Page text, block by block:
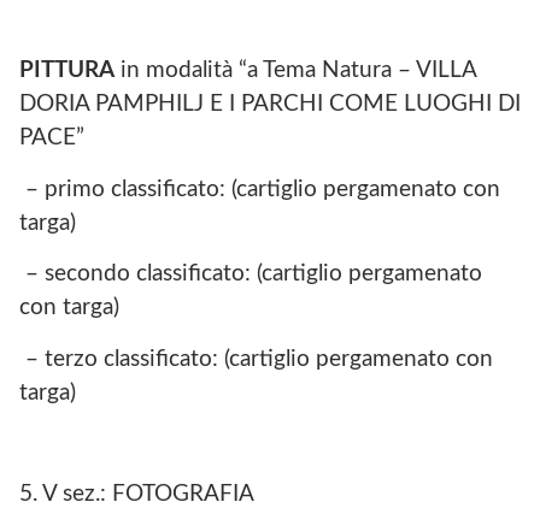
PITTURAin modalità “a Tema Natura – VILLA
DORIA PAMPHILJ E I PARCHI COME LUOGHI DI
PACE”
– primo classificato: (cartiglio pergamenato con
targa)
– secondo classificato: (cartiglio pergamenato
con targa)
– terzo classificato: (cartiglio pergamenato con
targa)
5. V sez.: FOTOGRAFIA